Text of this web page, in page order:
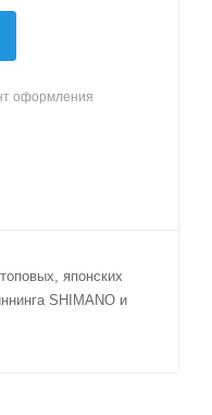
оформления
японских
SHIMANO и